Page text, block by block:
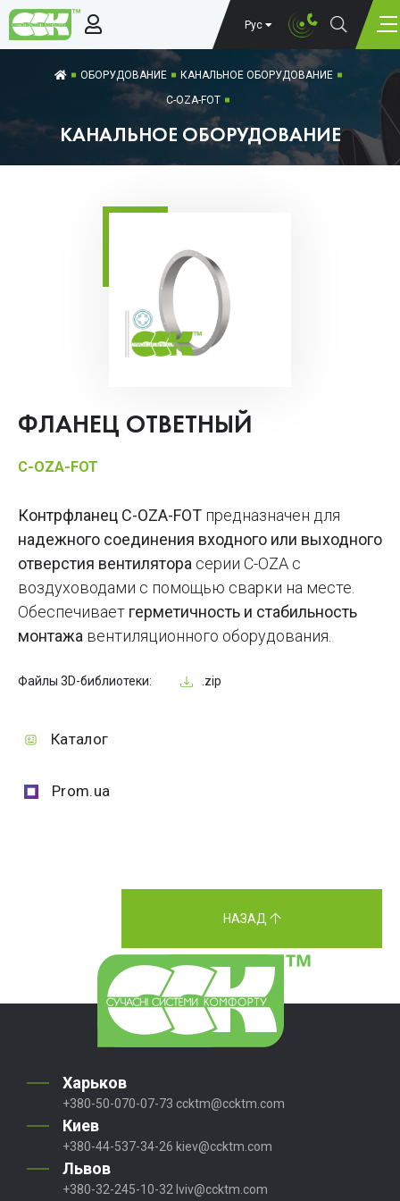
Рус
ОБОРУДОВАНИЕ
КАНАЛЬНОЕ ОБОРУДОВАНИЕ
C-OZA-FOT
КАНАЛЬНОЕ ОБОРУДОВАНИЕ
ФЛАНЕЦ ОТВЕТНЫЙ
C-OZA-FOT
Контрфланец C-OZA-FOT предназначен для
надежного соединения входного или выходного
отверстия вентилятора серии C-OZA с
воздуховодами с помощью сварки на месте.
Обеспечивает герметичность и стабильность
монтажа вентиляционного оборудования.
Файлы 3D-библиотеки: .zip
Каталог
Prom.ua
НАЗАД
Харьков
+380-50-070-07-73 ccktm@ccktm.com
Киев
+380-44-537-34-26 kiev@ccktm.com
Львов
+380-32-245-10-32 lviv@ccktm.com